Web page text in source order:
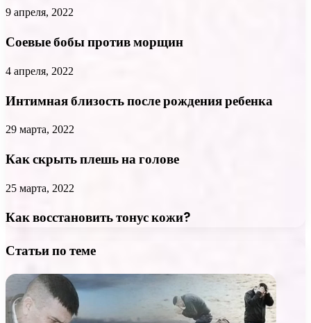
9 апреля, 2022
Соевые бобы против морщин
4 апреля, 2022
Интимная близость после рождения ребенка
29 марта, 2022
Как скрыть плешь на голове
25 марта, 2022
Как восстановить тонус кожи?
Статьи по теме